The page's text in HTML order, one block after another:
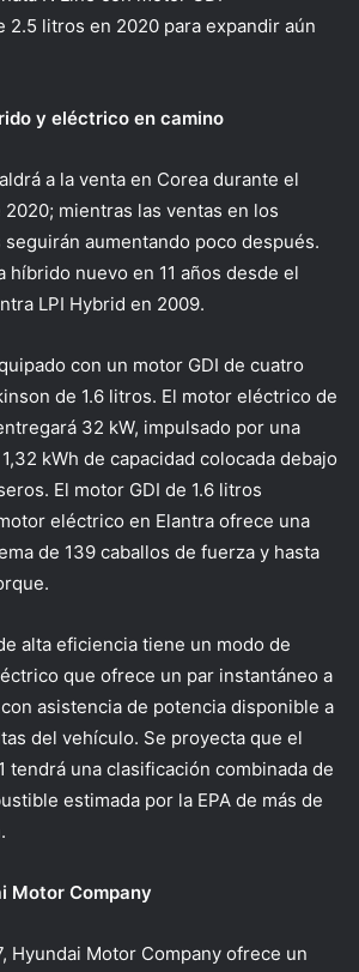
2.5 litros en 2020 para expandir aún
y eléctrico en camino
a la venta en Corea durante el
mientras las ventas en los
aumentando poco después.
híbrido nuevo en 11 años desde el
LPI Hybrid en 2009.
con un motor GDI de cuatro
de 1.6 litros. El motor eléctrico de
32 kW, impulsado por una
kWh de capacidad colocada debajo
El motor GDI de 1.6 litros
eléctrico en Elantra ofrece una
de 139 caballos de fuerza y ​​hasta
alta eficiencia tiene un modo de
que ofrece un par instantáneo a
asistencia de potencia disponible a
del vehículo. Se proyecta que el
tendrá una clasificación combinada de
estimada por la EPA de más de
Motor Company
Hyundai Motor Company ofrece un